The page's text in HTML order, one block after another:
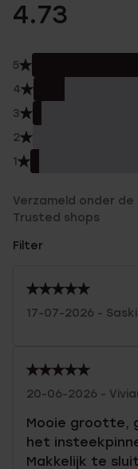
4.73
5
4
3
2
1
Verzameld onder de
Trusted shops
Filter
17-07-2026 -
20-06-2026 -
Mooie grootte,
het
Makkelijk te